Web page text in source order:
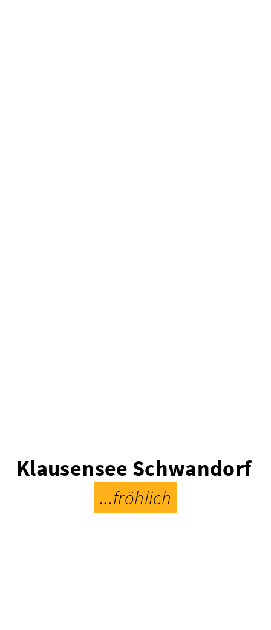
Klausensee Schwandorf
...fröhlich